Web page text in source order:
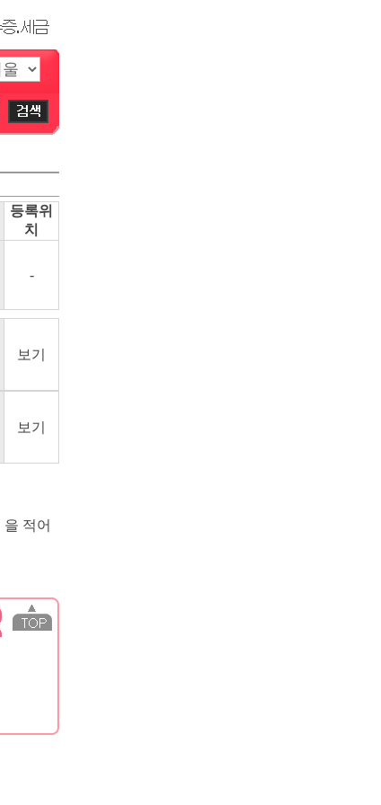
등록위
치
-
보기
보기
을 적어